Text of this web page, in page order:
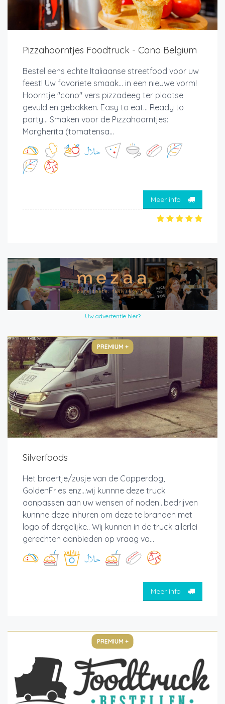
Pizzahoorntjes Foodtruck - Cono Belgium
Bestel eens echte Italiaanse streetfood voor uw
feest! Uw favoriete smaak... in een nieuwe vorm!
Hoorntje "cono" vers pizzadeeg ter plaatse
gevuld en gebakken. Easy to eat... Ready to
party... Smaken voor de Pizzahoorntjes:
Margherita (tomatensa...
Meer info
Uw advertentie hier?
PREMIUM +
Silverfoods
Het broertje/zusje van de Copperdog,
GoldenFries enz...wij kunnne deze truck
aanpassen aan uw wensen of noden...bedrijven
kunnne deze inhuren om deze te branden met
logo of dergelijke.. Wij kunnen in de truck allerlei
gerechten aanbieden op vraag va...
Meer info
PREMIUM +